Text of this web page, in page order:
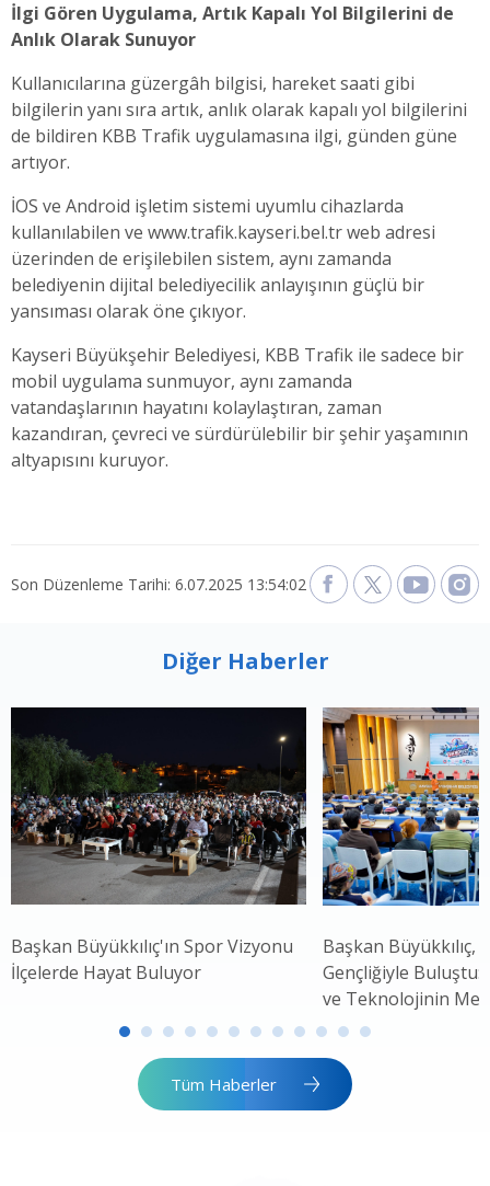
İlgi Gören Uygulama, Artık Kapalı Yol Bilgilerini de
Anlık Olarak Sunuyor
Kullanıcılarına güzergâh bilgisi, hareket saati gibi
bilgilerin yanı sıra artık, anlık olarak kapalı yol bilgilerini
de bildiren KBB Trafik uygulamasına ilgi, günden güne
artıyor.
İOS ve Android işletim sistemi uyumlu cihazlarda
kullanılabilen ve www.trafik.kayseri.bel.tr web adresi
üzerinden de erişilebilen sistem, aynı zamanda
belediyenin dijital belediyecilik anlayışının güçlü bir
yansıması olarak öne çıkıyor.
Kayseri Büyükşehir Belediyesi, KBB Trafik ile sadece bir
mobil uygulama sunmuyor, aynı zamanda
vatandaşlarının hayatını kolaylaştıran, zaman
kazandıran, çevreci ve sürdürülebilir bir şehir yaşamının
altyapısını kuruyor.
Son Düzenleme Tarihi: 6.07.2025 13:54:02
Diğer Haberler
Başkan Büyükkılıç'ın Spor Vizyonu
İlçelerde Hayat Buluyor
Başkan Büyükkılıç,
Gençliğiyle Buluştu:
ve Teknolojinin
Tüm Haberler